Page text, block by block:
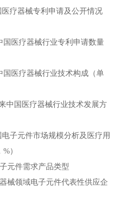
医疗器械专利申请及公开情况
国医疗器械行业专利申请数量
国医疗器械行业技术构成（单
中国医疗器械行业技术发展方
电子元件市场规模分析及医疗用
）
元件需求产品类型
械领域电子元件代表性供应企